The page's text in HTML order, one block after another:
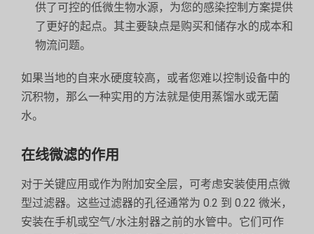
供了可控的低微生物水源，为您的感染控制方案提供
了更好的起点。其主要缺点是购买和储存水的成本和
物流问题。
如果当地的自来水硬度较高，或者您难以控制设备中的
沉积物，那么一种实用的方法就是使用蒸馏水或无菌
水。
在线微滤的作用
对于关键应用或作为附加安全层，可考虑安装使用点微
型过滤器。这些过滤器的孔径通常为 0.2 到 0.22 微米，
安装在手机或空气/水注射器之前的水管中。它们可作